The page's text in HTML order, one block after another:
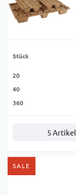
Stück
20
40
360
5 Artikel
SALE